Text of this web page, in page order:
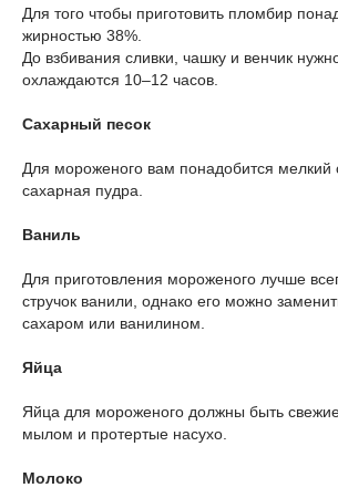
Для того чтобы приготовить пломбир
жирностью 38%.
До взбивания сливки, чашку и венчик
охлаждаются 10–12 часов.
Сахарный песок
Для мороженого вам понадобится мелкий
сахарная пудра.
Ваниль
Для приготовления мороженого лучше
стручок ванили, однако его можно
сахаром или ванилином.
Яйца
Яйца для мороженого должны быть
мылом и протертые насухо.
Молоко